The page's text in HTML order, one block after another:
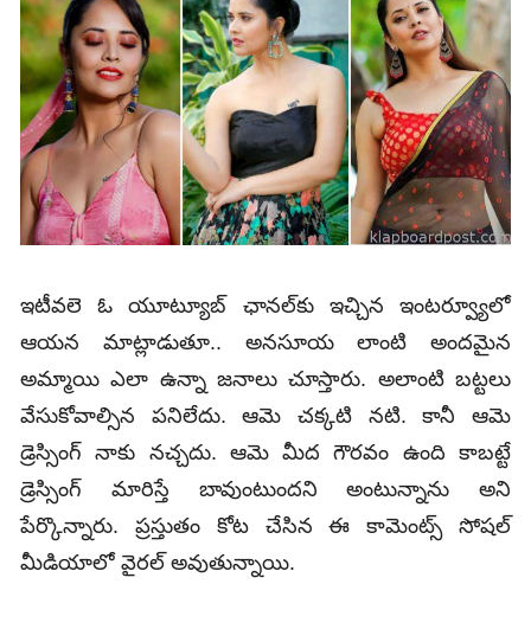
ఇటీవలె ఓ యూట్యూబ్‌ ఛానల్‌కు ఇచ్చిన ఇంటర్వ్యూలో
ఆయన మాట్లాడుతూ.. అనసూయ లాంటి అందమైన
అమ్మాయి ఎలా ఉన్నా జనాలు చూస్తారు. అలాంటి బట్టలు
వేసుకోవాల్సిన పనిలేదు. ఆమె చక్కటి నటి. కానీ ఆమె
డ్రెస్సింగ్‌ నాకు నచ్చదు. ఆమె మీద గౌరవం ఉంది కాబట్టే
డ్రెస్సింగ్‌ మారిస్తే బావుంటుందని అంటున్నాను అని
పేర్కొన్నారు. ప్రస్తుతం కోట చేసిన ఈ కామెంట్స్‌ సోషల్‌
మీడియాలో వైరల్‌ అవుతున్నాయి.